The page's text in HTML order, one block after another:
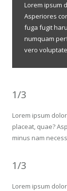
Lorem ipsum
Asperiores
fuga fugit
numquam
vero
1/3
Lorem ipsum
placeat, quae?
minus nam
1/3
Lorem ipsum